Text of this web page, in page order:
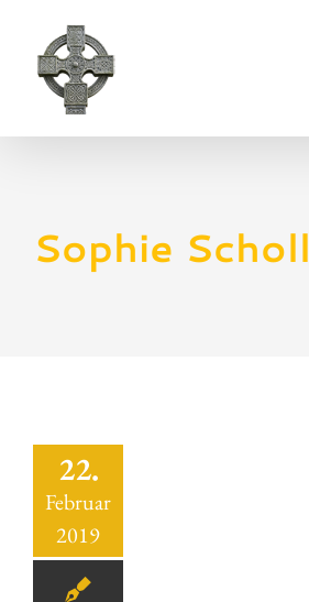
Inhalt
springen
Sophie Scholl
22.
Februar
2019